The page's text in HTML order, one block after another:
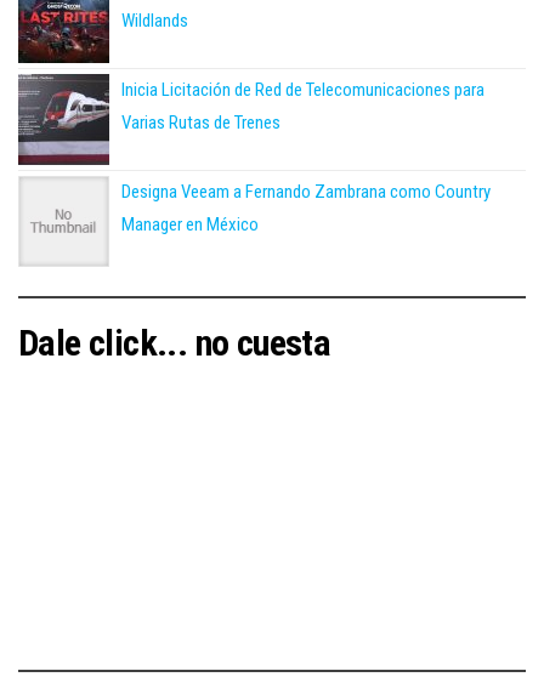
Wildlands
Inicia Licitación de Red de Telecomunicaciones para
Varias Rutas de Trenes
Designa Veeam a Fernando Zambrana como Country
Manager en México
Dale click... no cuesta